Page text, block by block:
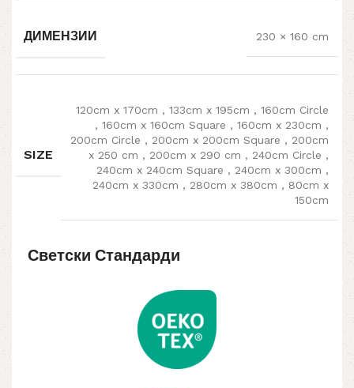
ДИМЕНЗИИ 230 × 160 cm
SIZE
120cm x 170cm , 133cm x 195cm , 160cm Circle
, 160cm x 160cm Square , 160cm x 230cm ,
200cm Circle , 200cm x 200cm Square , 200cm
x 250 cm , 200cm x 290 cm , 240cm Circle ,
240cm x 240cm Square , 240cm x 300cm ,
240cm x 330cm , 280cm x 380cm , 80cm x
150cm
Светски Стандарди